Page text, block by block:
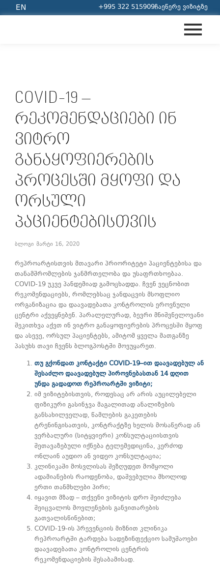
EN +995 322 515909ჩაეწერე ვიზიტზე
COVID-19 –
ᲠᲔᲙᲝᲛᲔᲜᲓᲐᲪᲘᲔᲑᲘ ᲘᲜ
ᲕᲘᲢᲠᲝ
ᲒᲐᲜᲐᲧᲝᲤᲘᲔᲠᲔᲑᲘᲡ
ᲞᲠᲝᲪᲔᲡᲨᲘ ᲛᲧᲝᲤᲘ ᲓᲐ
ᲝᲠᲡᲣᲚᲘ
ᲞᲐᲪᲘᲔᲜᲢᲔᲑᲘᲡᲗᲕᲘᲡ
ბლოგი მარტი 16, 2020
რეპროარტისთვის მთავარი პრიორიტეტი პაციენტებისა და
თანამშრომლების ჯანმრთელობა და უსაფრთხოებაა.
COVID-19 უკვე პანდემიად გამოცხადდა. ჩვენ ვეცნობით
რეკომენდაციებს, რომლებსაც ჯანდაცვის მსოფლიო
ორგანიზაცია და დაავადებათა კონტროლის ეროვნული
ცენტრი აქვეყნებენ. პარალელურად, ბევრი მნიშვნელოვანი
შეკითხვა აქვთ ინ ვიტრო განაყოფიერების პროცესში მყოფ
და ასევე, ორსულ პაციენტებს, ამიტომ ყველა მათგანზე
პასუხს თავი ჩვენს ბლოგპოსტში მოვუყარეთ.
თუ გქონდათ კონტაქტი COVID-19–ით დაავადებულ ან
შესაძლო დაავადებულ პიროვნებასთან 14 დღით
უნდა გადადოთ რეპროარტში ვიზიტი;
იმ ვიზიტებისთვის, როდესაც არ არის აუცილებელი
ფიზიკური გასინჯვა მაგალითად ანალიზების
განსახილველად, წამლების გაკეთების
ტრენინგისათვის, კონტრაქტზე ხელის მოსაწერად ან
ვერბალური (სიტყვიერი) კონსულტაციისთვის
შეთავაზებული იქნება ტელემედიცინა, კერძოდ
ონლაინ აუდიო ან ვიდეო კონსულტაცია;
კლინიკაში მოსვლისას შეზღუდეთ მომყოლი
ადამიანების რაოდენობა, დაშვებულია მხოლოდ
ერთი თანმხლები პირი;
იყავით მზად – თქვენი ვიზიტის დრო შეიძლება
შეიცვალოს მოვლენების განვითარების
გათვალისწინებით;
COVID-19-ის პრევენციის მიზნით კლინიკა
რეპროარტში ტარდება სადეზინფექციო სამუშაოები
დაავადებათა კონტროლის ცენტრის
რეკომენდაციების შესაბამისად.